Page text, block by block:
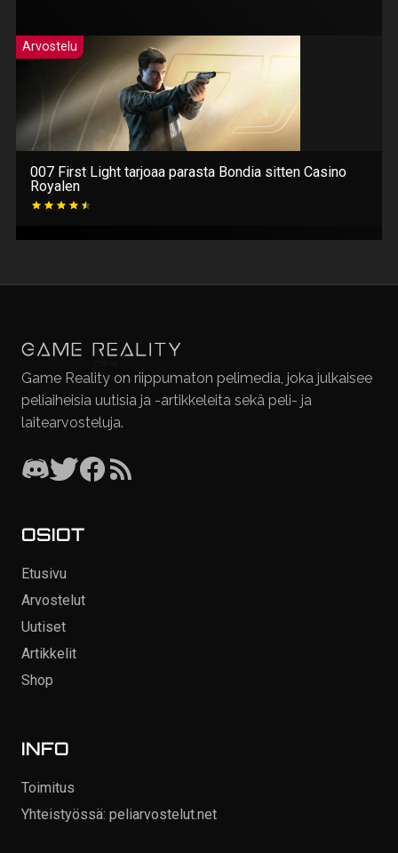
Arvostelu
007 First Light tarjoaa parasta Bondia sitten Casino
Royalen
Game Reality on riippumaton pelimedia, joka julkaisee
peliaiheisia uutisia ja -artikkeleita sekä peli- ja
laitearvosteluja.
OSIOT
Etusivu
Arvostelut
Uutiset
Artikkelit
Shop
INFO
Toimitus
Yhteistyössä: peliarvostelut.net